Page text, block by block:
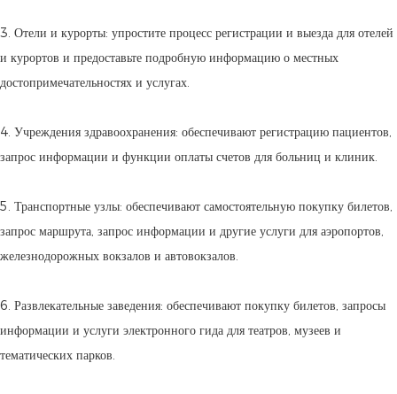
3. Отели и курорты: упростите процесс регистрации и выезда для отелей
и курортов и предоставьте подробную информацию о местных
достопримечательностях и услугах.
4. Учреждения здравоохранения: обеспечивают регистрацию пациентов,
запрос информации и функции оплаты счетов для больниц и клиник.
5. Транспортные узлы: обеспечивают самостоятельную покупку билетов,
запрос маршрута, запрос информации и другие услуги для аэропортов,
железнодорожных вокзалов и автовокзалов.
6. Развлекательные заведения: обеспечивают покупку билетов, запросы
информации и услуги электронного гида для театров, музеев и
тематических парков.